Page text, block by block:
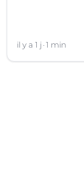
il y a 1 j 1 min